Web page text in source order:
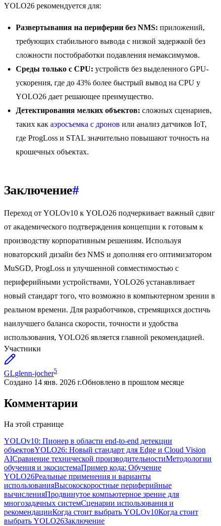
YOLO26 рекомендуется для:
Развертывания на периферии без NMS: приложений,
требующих стабильного вывода с низкой задержкой без
сложности постобработки подавления немаксимумов.
Среды только с CPU: устройств без выделенного GPU-
ускорения, где до 43% более быстрый вывод на CPU у
YOLO26 дает решающее преимущество.
Детектирования мелких объектов: сложных сценариев,
таких как аэросъемка с дронов или анализ датчиков IoT,
где ProgLoss и STAL значительно повышают точность на
крошечных объектах.
Заключение#
Переход от YOLOv10 к YOLO26 подчеркивает важный сдвиг
от академического подтверждения концепции к готовым к
производству корпоративным решениям. Используя
новаторский дизайн без NMS и дополняя его оптимизатором
MuSGD, ProgLoss и улучшенной совместимостью с
периферийными устройствами, YOLO26 устанавливает
новый стандарт того, что возможно в компьютерном зрении в
реальном времени. Для разработчиков, стремящихся достичь
наилучшего баланса скорости, точности и удобства
использования, YOLO26 является главной рекомендацией.
Участники
GLglenn-jocher5
Создано 14 янв. 2026 г.Обновлено в прошлом месяце
Комментарии
На этой странице
YOLOv10: Пионер в области end-to-end детекции
объектовYOLO26: Новый стандарт для Edge и Cloud Vision
AIСравнение технической производительностиМетодологии
обучения и экосистемаПример кода: Обучение
YOLO26Реальные применения и варианты
использованияВысокоскоростные периферийные
вычисленияПродвинутое компьютерное зрение для
многозадачных системСценарии использования и
рекомендацииКогда стоит выбрать YOLOv10Когда стоит
выбрать YOLO26Заключение